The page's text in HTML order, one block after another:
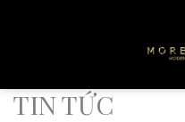
TIN TỨC